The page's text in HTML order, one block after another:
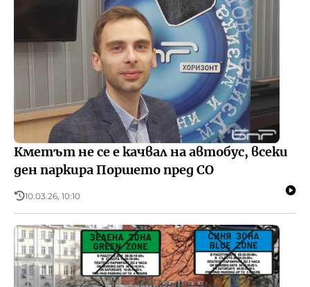
Кметът не се е качвал на автобус, всеки
ден паркира Поршето пред СО
10.03.26, 10:10